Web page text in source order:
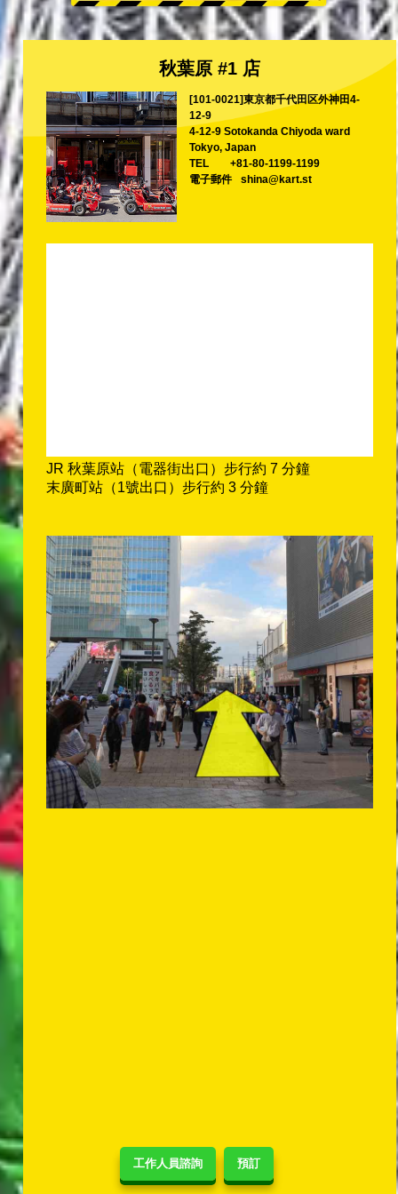
工作人員諮詢 預訂
秋葉原 #1 店
[101-0021]東京都千代田区外神田4-
12-9
4-12-9 Sotokanda Chiyoda ward
Tokyo, Japan
TEL
+81-80-1199-1199
電子郵件
shina@kart.st
JR 秋葉原站（電器街出口）步行約 7 分鐘
末廣町站（1號出口）步行約 3 分鐘